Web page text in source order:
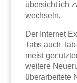
übersichtlich
wechseln.
Der Internet
Tabs auch
meist
weitere
überarbeitete